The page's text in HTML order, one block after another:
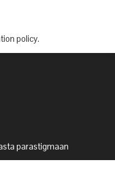
policy.
parastigmaan